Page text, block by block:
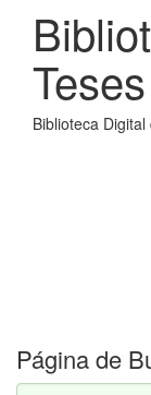
Biblioteca
Página de